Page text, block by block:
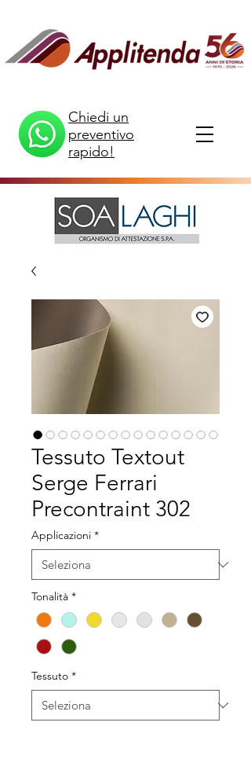
Chiedi un
preventivo
rapido!
Tessuto Textout
Serge Ferrari
Precontraint 302
Applicazioni *
Tonalità *
Tessuto *